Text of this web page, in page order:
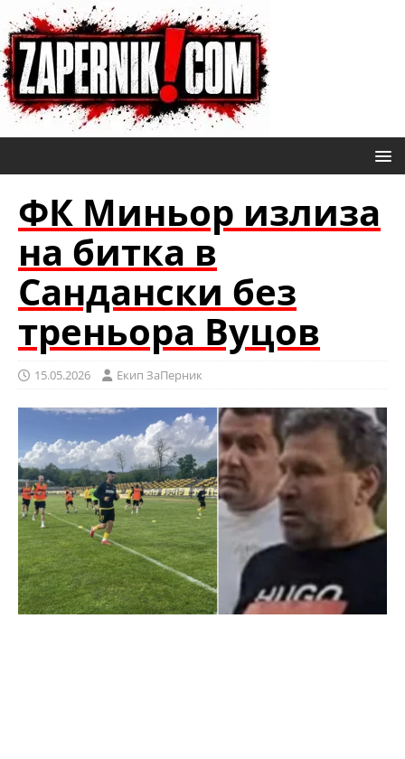
ФК Миньор излиза
на битка в
Сандански без
треньора Вуцов
15.05.2026 Eкип ЗаПерник